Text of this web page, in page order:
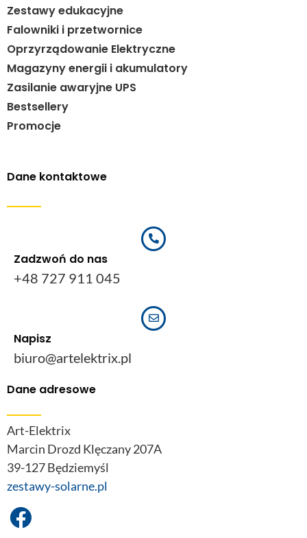
Zestawy edukacyjne
Falowniki i przetwornice
Oprzyrządowanie Elektryczne
Magazyny energii i akumulatory
Zasilanie awaryjne UPS
Bestsellery
Promocje
Dane kontaktowe
Zadzwoń do nas
+48 727 911 045
Napisz
biuro@artelektrix.pl
Dane adresowe
Art-Elektrix
Marcin Drozd Klęczany 207A
39-127 Będziemyśl
zestawy-solarne.pl